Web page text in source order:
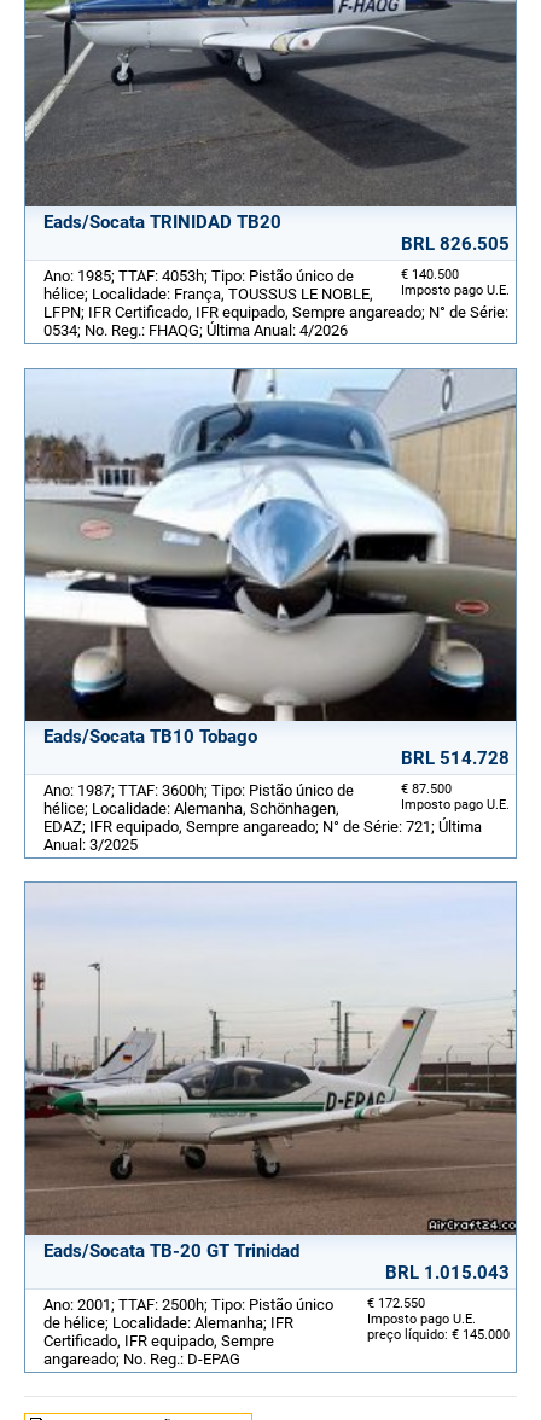
Eads/Socata TRINIDAD TB20
BRL 826.505
€ 140.500
Imposto pago U.E.
Ano: 1985; TTAF: 4053h; Tipo: Pistão único de
hélice; Localidade: França, TOUSSUS LE NOBLE,
LFPN; IFR Certificado, IFR equipado, Sempre angareado; N° de Série:
0534; No. Reg.: FHAQG; Última Anual: 4/2026
Eads/Socata TB10 Tobago
BRL 514.728
€ 87.500
Imposto pago U.E.
Ano: 1987; TTAF: 3600h; Tipo: Pistão único de
hélice; Localidade: Alemanha, Schönhagen,
EDAZ; IFR equipado, Sempre angareado; N° de Série: 721; Última
Anual: 3/2025
Eads/Socata TB-20 GT Trinidad
BRL 1.015.043
€ 172.550
Imposto pago U.E.
preço líquido: € 145.000
Ano: 2001; TTAF: 2500h; Tipo: Pistão único
de hélice; Localidade: Alemanha; IFR
Certificado, IFR equipado, Sempre
angareado; No. Reg.: D-EPAG